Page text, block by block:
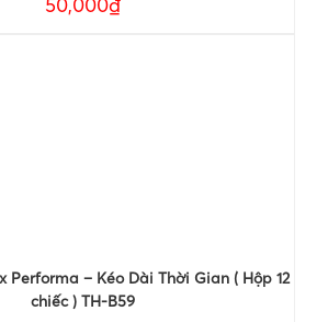
50,000₫
Performa – Kéo Dài Thời Gian ( Hộp 12
chiếc ) TH-B59